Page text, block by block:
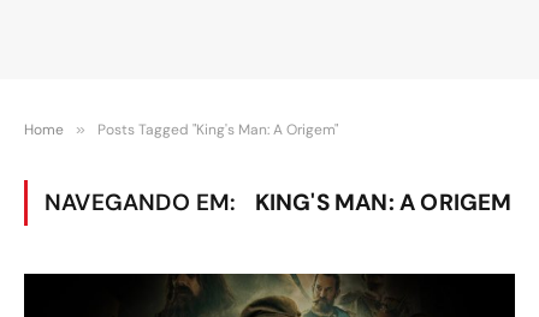
Home » Posts Tagged "King's Man: A Origem"
NAVEGANDO EM: KING'S MAN: A ORIGEM